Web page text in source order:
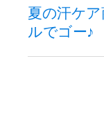
夏の汗ケ
ルでゴー♪